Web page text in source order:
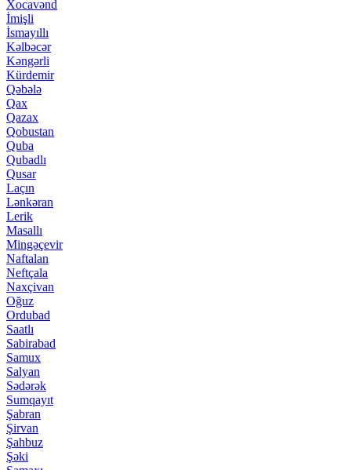
Xocavənd
İmişli
İsmayıllı
Kəlbəcər
Kəngərli
Kürdemir
Qəbələ
Qax
Qazax
Qobustan
Quba
Qubadlı
Qusar
Laçın
Lənkəran
Lerik
Masallı
Mingəçevir
Naftalan
Neftçala
Naxçivan
Oğuz
Ordubad
Saatlı
Sabirabad
Samux
Salyan
Sədərək
Sumqayıt
Şabran
Şirvan
Şahbuz
Şəki